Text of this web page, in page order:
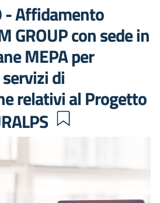
- Affidamento
GROUP con sede in
MEPA per
di
relativi al Progetto